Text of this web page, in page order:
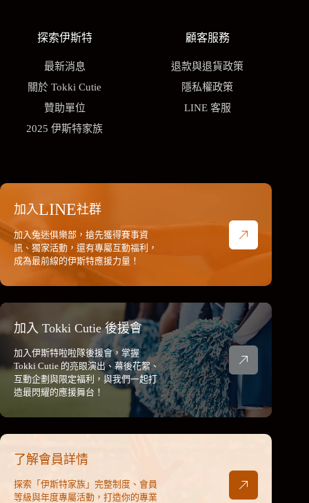
探索伊斯特
最新消息
關於 Tokki Cutie
贊助單位
2025 伊斯特家族
顧客服務
退款與退貨政策
隱私權政策
LINE 客服
加入LINE社群
加入兔迷俱樂部，搶先獲得賽事資
訊、獨家活動，還有專屬互動福利，
成為最前線的伊斯特應援力量！
加入 Tokki Cutie 後援會
加入伊斯特啦啦隊後援會，掌握
Tokki Cutie 的亮眼演出、幕後花絮、
互動企劃與限定福利，與我們一起打
造最閃耀的應援舞台！
了解會員詳情
探索「伊斯特家族」完整制度、會員
等級與年度專屬活動，打造你的專業